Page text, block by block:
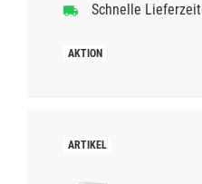
Schnelle Lieferzeit